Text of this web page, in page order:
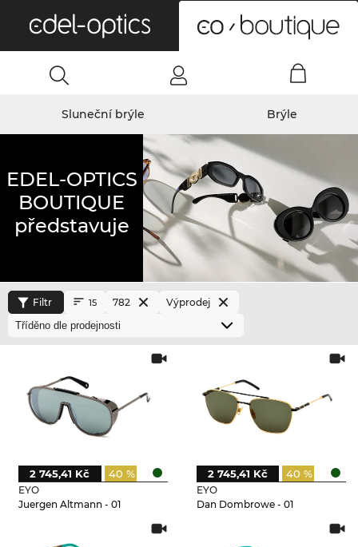
Sluneční brýle Brýle
EDEL-OPTICS
BOUTIQUE
představuje
Filtr 15 782 Výprodej
EYO
Juergen Altmann - 01
40 %
2 745,41 Kč
EYO
Dan Dombrowe - 01
40 %
2 745,41 Kč